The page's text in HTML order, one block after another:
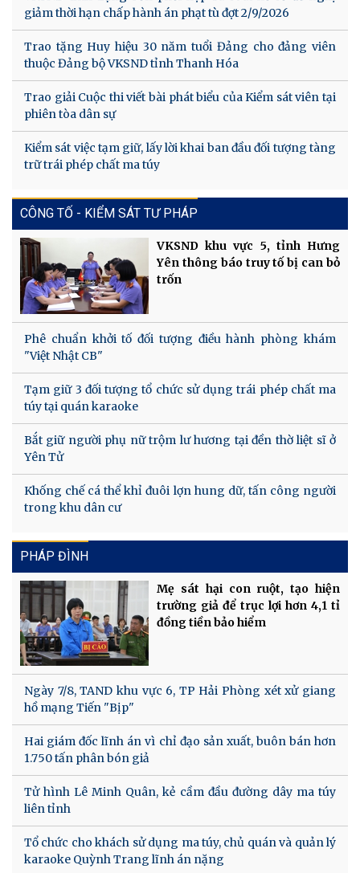
giảm thời hạn chấp hành án phạt tù đợt 2/9/2026
Trao tặng Huy hiệu 30 năm tuổi Đảng cho đảng viên
thuộc Đảng bộ VKSND tỉnh Thanh Hóa
Trao giải Cuộc thi viết bài phát biểu của Kiểm sát viên tại
phiên tòa dân sự
Kiểm sát việc tạm giữ, lấy lời khai ban đầu đối tượng tàng
trữ trái phép chất ma túy
CÔNG TỐ - KIỂM SÁT TƯ PHÁP
VKSND khu vực 5, tỉnh Hưng
Yên thông báo truy tố bị can bỏ
trốn
Phê chuẩn khởi tố đối tượng điều hành phòng khám
"Việt Nhật CB"
Tạm giữ 3 đối tượng tổ chức sử dụng trái phép chất ma
túy tại quán karaoke
Bắt giữ người phụ nữ trộm lư hương tại đền thờ liệt sĩ ở
Yên Tử
Khống chế cá thể khỉ đuôi lợn hung dữ, tấn công người
trong khu dân cư
PHÁP ĐÌNH
Mẹ sát hại con ruột, tạo hiện
trường giả để trục lợi hơn 4,1 tỉ
đồng tiền bảo hiểm
Ngày 7/8, TAND khu vực 6, TP Hải Phòng xét xử giang
hồ mạng Tiến "Bịp"
Hai giám đốc lĩnh án vì chỉ đạo sản xuất, buôn bán hơn
1.750 tấn phân bón giả
Tử hình Lê Minh Quân, kẻ cầm đầu đường dây ma túy
liên tỉnh
Tổ chức cho khách sử dụng ma túy, chủ quán và quản lý
karaoke Quỳnh Trang lĩnh án nặng